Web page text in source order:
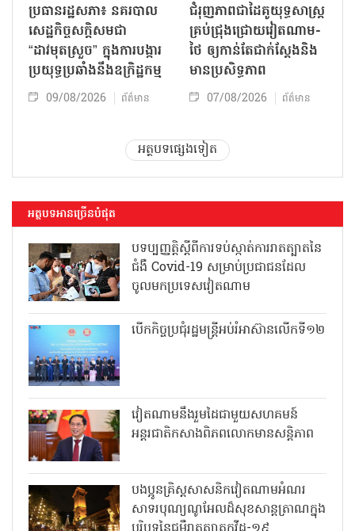
ប្រធានរដ្ឋសភា៖ នគរបាល
សេដ្ឋកិច្ចសក្តិសមជា
“ដាវមុតស្រួច” ក្នុងការបង្ការ
ប្រយុទ្ធប្រឆាំងនឹងឧក្រិដ្ឋកម្ម
09/08/2026 ព័ត៌មាន
ជំរុញភាពជាដៃគូយុទ្ធសាស្ត្រ
គ្រប់ជ្រុងជ្រោយវៀតណាម-
ថៃ ឲ្យកាន់តែជាក់ស្ដែងនិង
មានប្រសិទ្ធភាព
07/08/2026 ព័ត៌មាន
អត្ថបទផ្សេងទៀត
អត្ថបទអានច្រើនបំផុត
បទប្បញ្ញត្តិស្តីពីការទប់ស្កាត់ការរាតត្បាតនៃ
ជំងឺ Covid-19 សម្រាប់ប្រជាជនដែល
ចូលមកប្រទេសវៀតណាម
បើកកិច្ចប្រជុំរដ្ឋមន្ត្រីអប់រំអាស៊ានលើកទី១២
វៀតណាមនឹងរួមដៃជាមួយសហគមន៍
អន្តរជាតិកសាងពិភពលោកមានសន្តិភាព
បងប្អូនគ្រិស្តសាសនិកវៀតណាមអំណរ
សាទរបុណ្យណូអែលដ៏សុខសាន្តត្រាណក្នុង